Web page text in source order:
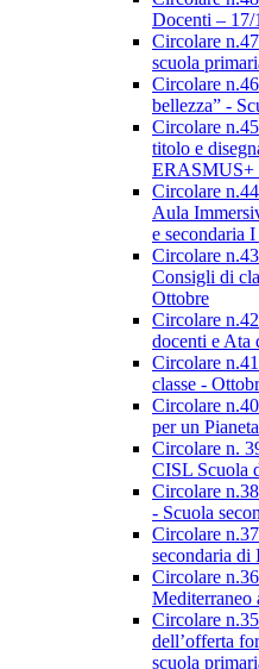
Docenti – 17/
Circolare
scuola
Circolare
bellezza” -
Circolare
titolo e
ERASMUS+
Circolare
Aula
e secondaria
Circolare
Consigli di
Ottobre
Circolare
docenti e Ata
Circolare
classe -
Circolare
per un
Circolare n.
CISL Scuola
Circolare
- Scuola
Circolare
secondaria di
Circolare
Mediterraneo
Circolare
dell’offerta
scuola